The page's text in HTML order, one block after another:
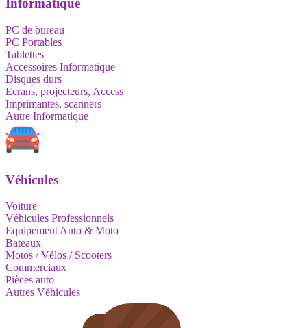
Informatique
PC de bureau
PC Portables
Tablettes
Accessoires Informatique
Disques durs
Ecrans, projecteurs, Access
Imprimantes, scanners
Autre Informatique
Véhicules
Voiture
Véhicules Professionnels
Equipement Auto & Moto
Bateaux
Motos / Vélos / Scooters
Commerciaux
Pièces auto
Autres Véhicules